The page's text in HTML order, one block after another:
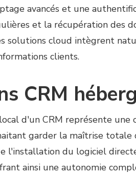
avancés et une
et la récupération des
solutions cloud intègrent
clients.
CRM
d'un CRM représente
garder la maîtrise
l'installation du logiciel
ainsi une autonomie